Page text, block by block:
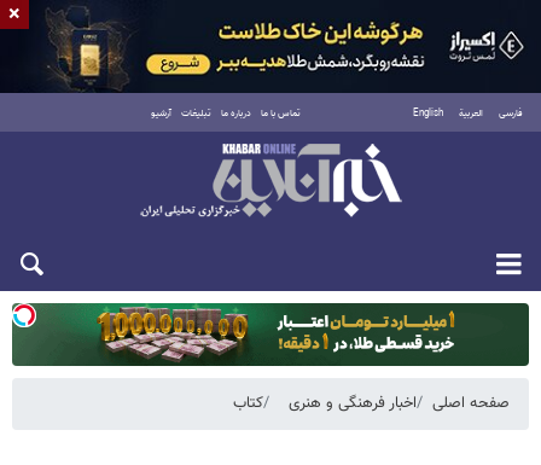
فارسی العربية English تماس با ما درباره ما تبلیغات آرشیو
یکشنبه ۱۸ مرداد ۱۴۰۵
صفحه اصلی اخبار فرهنگی و هنری کتاب
×